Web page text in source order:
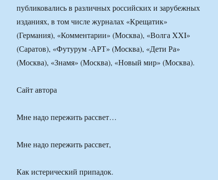
публиковались в различных российских и зарубежных
изданиях, в том числе журналах «Крещатик»
(Германия), «Комментарии» (Москва), «Волга XXI»
(Саратов), «Футурум -АРТ» (Москва), «Дети Ра»
(Москва), «Знамя» (Москва), «Новый мир» (Москва).
Сайт автора
Мне надо пережить рассвет…
Мне надо пережить рассвет,
Как истерический припадок.